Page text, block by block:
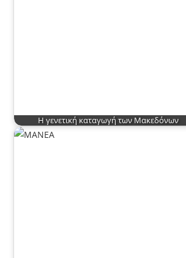
Η γενετική καταγωγή των Μακεδόνων